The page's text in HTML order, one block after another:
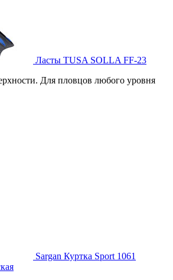
Ласты TUSA SOLLA FF-23
Для пловцов любого уровня
Sargan Куртка Sport 1061